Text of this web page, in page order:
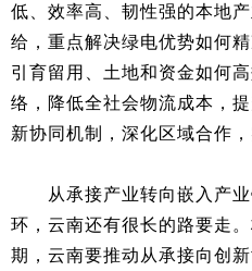
低、效率高、韧性强的本地
给，重点解决绿电优势如何
引育留用、土地和资金如何
络，降低全社会物流成本，
新协同机制，深化区域合作，
从承接产业转向嵌入产
环，云南还有很长的路要走
期，云南要推动从承接向创